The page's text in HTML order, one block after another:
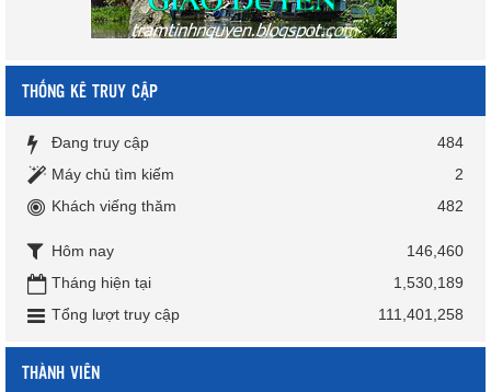
THỐNG KÊ TRUY CẬP
Đang truy cập
484
Máy chủ tìm kiếm
2
Khách viếng thăm
482
Hôm nay
146,460
Tháng hiện tại
1,530,189
Tổng lượt truy cập
111,401,258
THÀNH VIÊN